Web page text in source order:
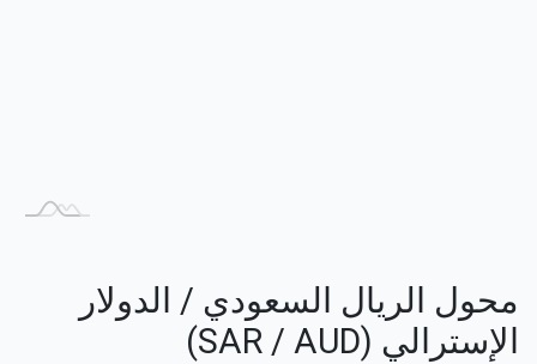
محول الريال السعودي / الدولار
الإسترالي (SAR / AUD)